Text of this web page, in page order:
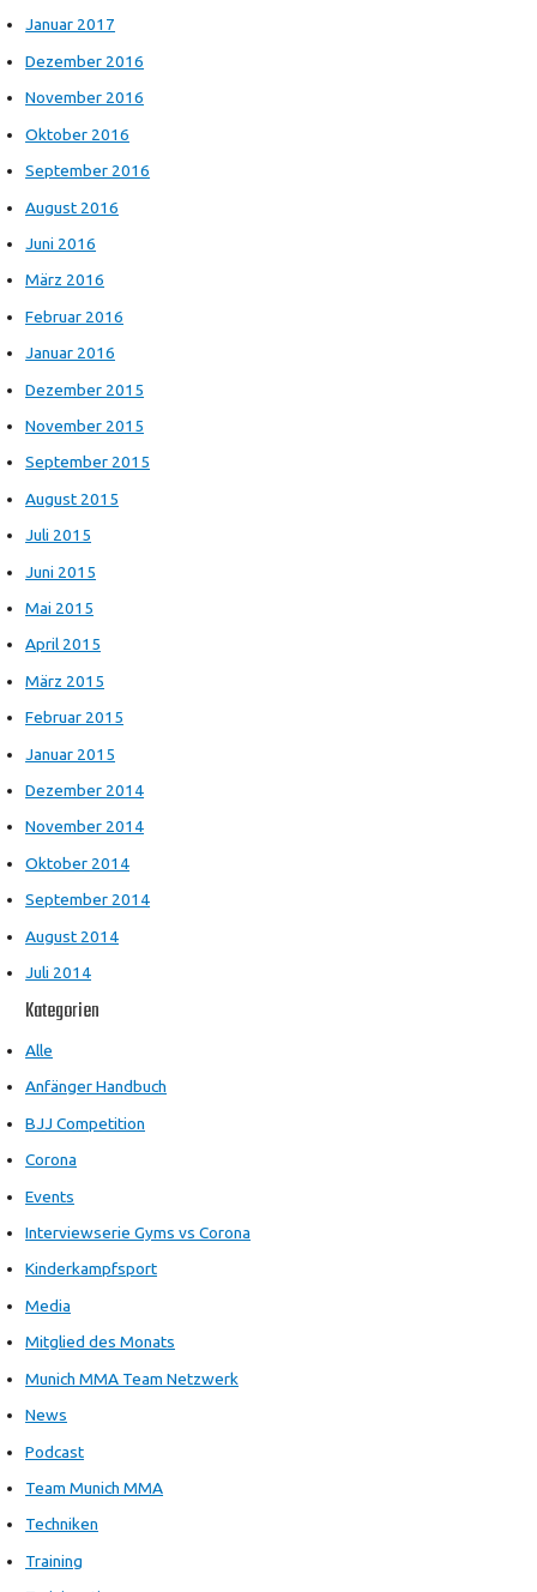
Januar 2017
Dezember 2016
November 2016
Oktober 2016
September 2016
August 2016
Juni 2016
März 2016
Februar 2016
Januar 2016
Dezember 2015
November 2015
September 2015
August 2015
Juli 2015
Juni 2015
Mai 2015
April 2015
März 2015
Februar 2015
Januar 2015
Dezember 2014
November 2014
Oktober 2014
September 2014
August 2014
Juli 2014
Kategorien
Alle
Anfänger Handbuch
BJJ Competition
Corona
Events
Interviewserie Gyms vs Corona
Kinderkampfsport
Media
Mitglied des Monats
Munich MMA Team Netzwerk
News
Podcast
Team Munich MMA
Techniken
Training